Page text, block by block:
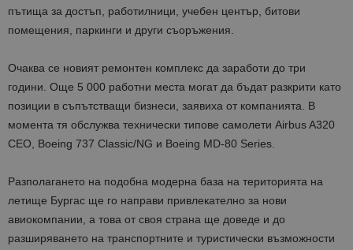
пътища за достъп, работилници, учебен център, битови
помещения, паркинги и други съоръжения.
Очаква се новият ремонтен комплекс да заработи до три
години. Още 5 000 работни места могат да бъдат разкрити като
позиции в съпътстващи бизнеси, заявиха от компанията. В
момента тя обслужва технически типове самолети Airbus A320
CEO, Boeing 737 Classic/NG и Boeing MD-80 Series.
Разполагането на подобна модерна база на територията на
летище Бургас ще го направи привлекателно за нови
авиокомпании, а това от своя страна ще доведе и до
разширяването на транспортните и туристически възможности